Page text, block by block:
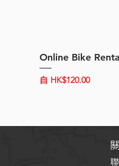
Online Bike
自 HK$120.00
促銷價格